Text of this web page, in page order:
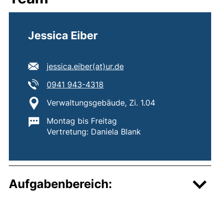
Jessica Eiber
E-Mail Adresse:
jessica.eiber​(at)​ur.de
Tel:
0941 943-4318
Standort:
Verwaltungsgebäude, Zi. 1.04
Wichtige Informationen:
Montag bis Freitag
Vertretung: Daniela Blank
Aufgabenbereich: